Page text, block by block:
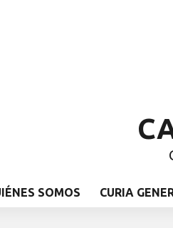
SOMOS CURIA